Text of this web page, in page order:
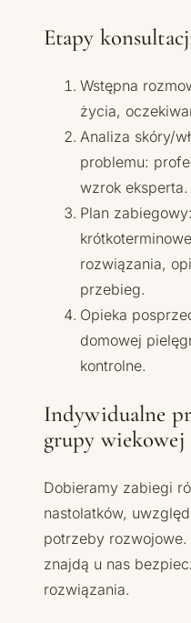
Etapy
Wstępna
życia,
Analiza skóry/
problemu:
wzrok eksperta.
Plan
rozwiązania,
przebieg.
Opieka
domowej
kontrolne.
Indywidualne
grupy wiekowej
Dobieramy zabiegi
nastolatków,
potrzeby
znajdą u nas
rozwiązania.